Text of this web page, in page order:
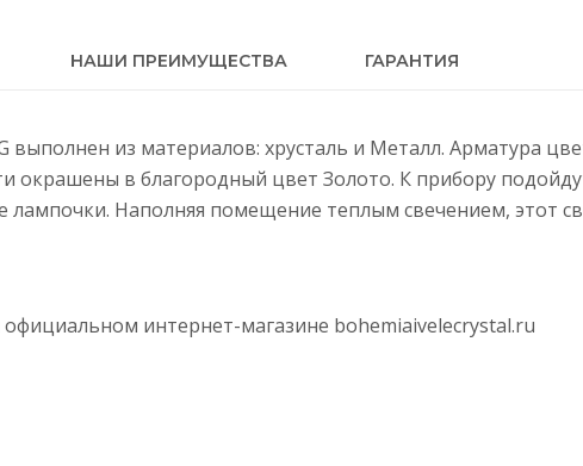
НАШИ ПРЕИМУЩЕСТВА ГАРАНТИЯ
выполнен из материалов: хрусталь и Металл. Арматура
окрашены в благородный цвет Золото. К прибору
Наполняя помещение теплым свечением, этот
интернет-магазине bohemiaivelecrystal.ru